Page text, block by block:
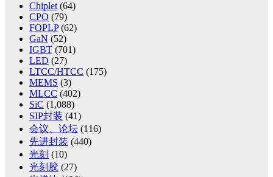
Chiplet (64)
CPO (79)
FOPLP(62)
GaN (52)
IGBT (701)
LED (27)
LTCC/HTCC (175)
MEMS (3)
MLCC (402)
SiC (1,088)
SIP封装 (41)
会议、论坛 (116)
先进封装 (440)
光刻 (10)
光刻胶 (27)